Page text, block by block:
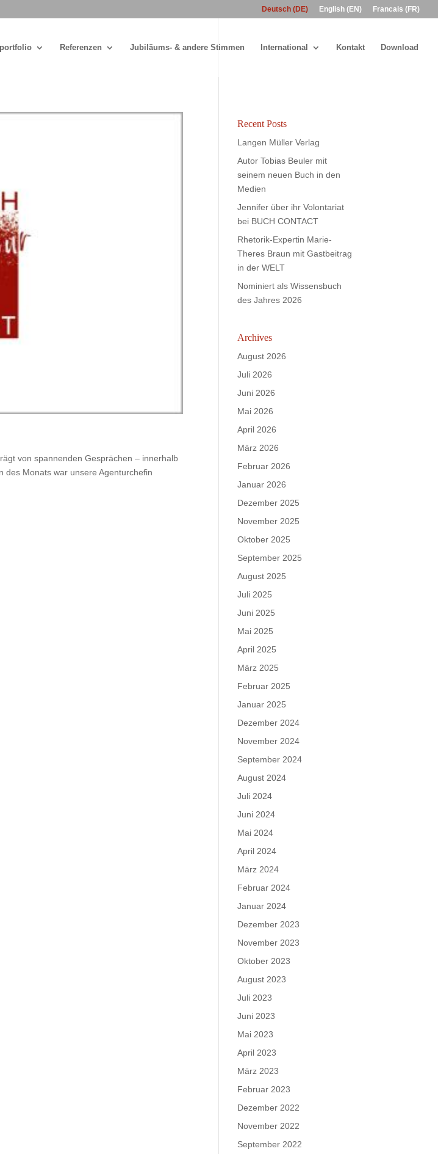
Deutsch (DE) English (EN) Francais (FR)
Referenzen Jubiläums- & andere Stimmen International Kontakt Download
von spannenden Gesprächen – innerhalb
des Monats war unsere Agenturchefin
Recent Posts
Langen Müller Verlag
Autor Tobias Beuler mit
seinem neuen Buch in den
Medien
Jennifer über ihr Volontariat
bei BUCH CONTACT
Rhetorik-Expertin Marie-
Theres Braun mit Gastbeitrag
in der WELT
Nominiert als Wissensbuch
des Jahres 2026
Archives
August 2026
Juli 2026
Juni 2026
Mai 2026
April 2026
März 2026
Februar 2026
Januar 2026
Dezember 2025
November 2025
Oktober 2025
September 2025
August 2025
Juli 2025
Juni 2025
Mai 2025
April 2025
März 2025
Februar 2025
Januar 2025
Dezember 2024
November 2024
September 2024
August 2024
Juli 2024
Juni 2024
Mai 2024
April 2024
März 2024
Februar 2024
Januar 2024
Dezember 2023
November 2023
Oktober 2023
August 2023
Juli 2023
Juni 2023
Mai 2023
April 2023
März 2023
Februar 2023
Dezember 2022
November 2022
September 2022